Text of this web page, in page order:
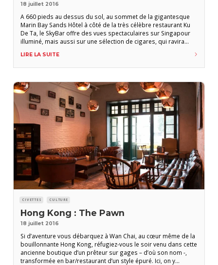
18 juillet 2016
A 660 pieds au dessus du sol, au sommet de la gigantesque
Marin Bay Sands Hôtel à côté de la très célèbre restaurant Ku
De Ta, le SkyBar offre des vues spectaculaires sur Singapour
illuminé, mais aussi sur une sélection de cigares, qui ravira
locaux pour un tableau
LIRE LA SUITE
CIVETTES CULTURE
Hong Kong : The Pawn
18 juillet 2016
Si d’aventure vous débarquez à Wan Chai, au cœur même de la
bouillonnante Hong Kong, réfugiez-vous le soir venu dans cette
ancienne boutique d’un prêteur sur gages – d’où son nom -,
transformée en bar/restaurant d’un style épuré. Ici, on y